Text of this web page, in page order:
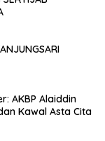
AKBP Alaiddin
Kawal Asta Cita